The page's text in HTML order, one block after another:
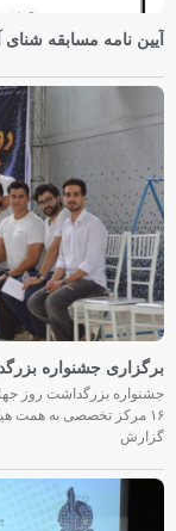
آیین نامه مسابقه شنای
برگزاری جشنواره
۱۶ مرکز تخصصی به همت
گزارش